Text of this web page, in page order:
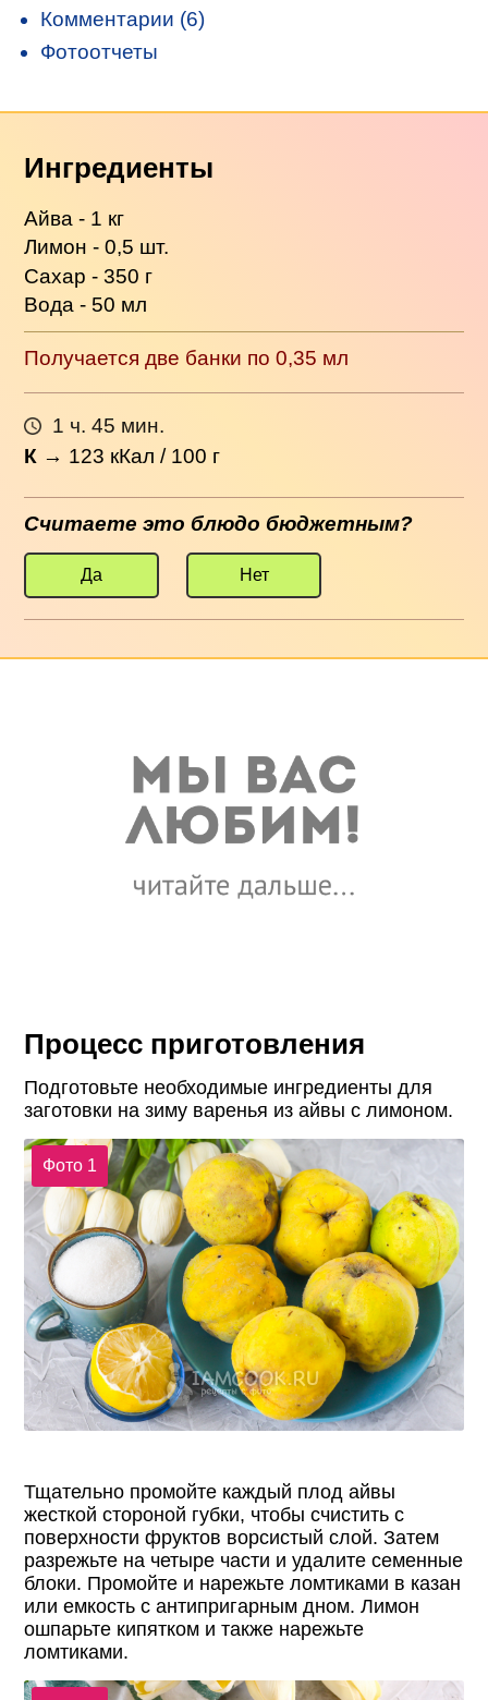
Комментарии (6)
Фотоотчеты
Ингредиенты
Айва - 1 кг
Лимон - 0,5 шт.
Сахар - 350 г
Вода - 50 мл
Получается две банки по 0,35 мл
1 ч. 45 мин.
К → 123 кКал / 100 г
Считаете это блюдо бюджетным?
Да Нет
Процесс приготовления
Подготовьте необходимые ингредиенты для
заготовки на зиму варенья из айвы с лимоном.
Фото 1
Тщательно промойте каждый плод айвы
жесткой стороной губки, чтобы счистить с
поверхности фруктов ворсистый слой. Затем
разрежьте на четыре части и удалите семенные
блоки. Промойте и нарежьте ломтиками в казан
или емкость с антипригарным дном. Лимон
ошпарьте кипятком и также нарежьте
ломтиками.